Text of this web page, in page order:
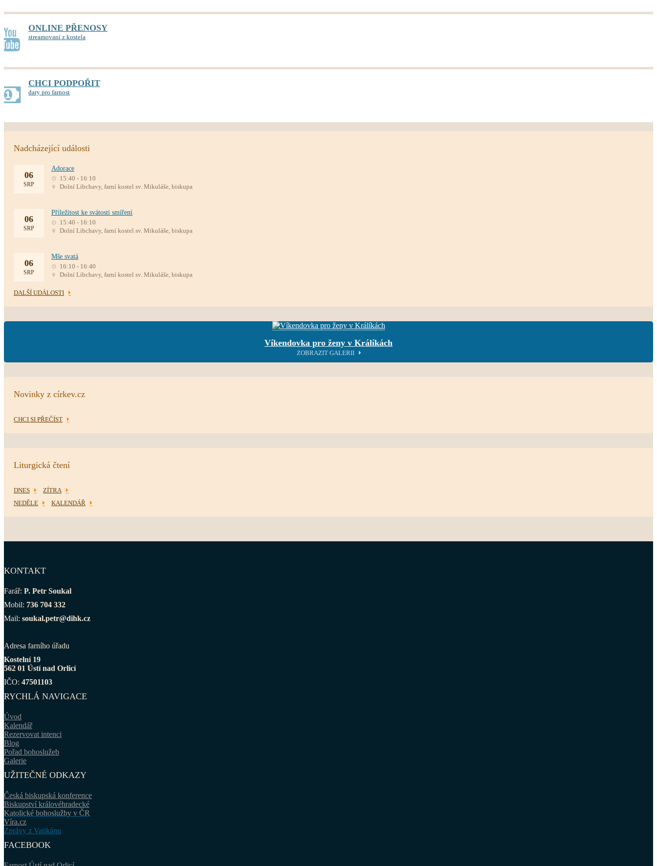
ONLINE PŘENOSY
streamovaní z kostela
CHCI PODPOŘIT
dary pro farnost
Nadcházející události
06
SRP
Adorace
15:40 - 16:10
Dolní Libchavy, farní kostel sv. Mikuláše, biskupa
06
SRP
Příležitost ke svátosti smíření
15:40 - 16:10
Dolní Libchavy, farní kostel sv. Mikuláše, biskupa
06
SRP
Mše svatá
16:10 - 16:40
Dolní Libchavy, farní kostel sv. Mikuláše, biskupa
DALŠÍ UDÁLOSTI
Víkendovka pro ženy v Králíkách
ZOBRAZIT GALERII
Novinky z církev.cz
CHCI SI PŘEČÍST
Liturgická čtení
DNES
ZÍTRA
NEDĚLE
KALENDÁŘ
KONTAKT
Farář: P. Petr Soukal
Mobil: 736 704 332
Mail: soukal.petr@dihk.cz
Adresa farního úřadu
Kostelní 19
562 01 Ústí nad Orlicí
IČO: 47501103
RYCHLÁ NAVIGACE
Úvod
Kalendář
Rezervovat intenci
Blog
Pořad bohoslužeb
Galerie
UŽITEČNÉ ODKAZY
Česká biskupská konference
Biskupství královéhradecké
Katolické bohoslužby v ČR
Víra.cz
Zprávy z Vatikánu
FACEBOOK